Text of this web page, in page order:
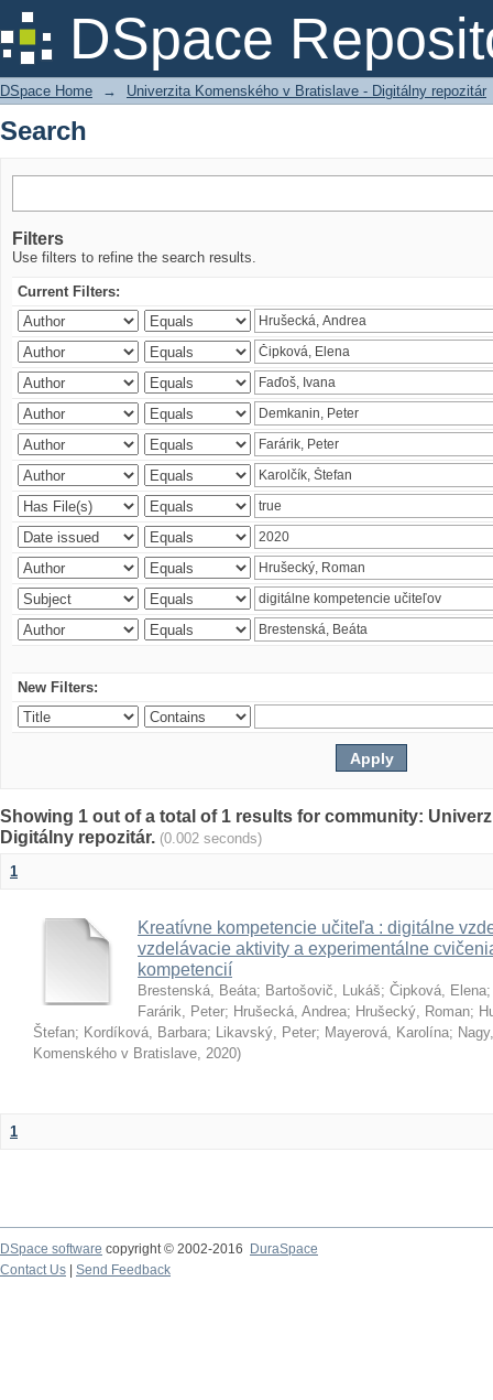
DSpace
Search
DSpace Home → Univerzita Komenského v Bratislave - Digitálny repozitár
Search
Filters
Use filters to refine the search results.
Current Filters:
New Filters:
Showing 1 out of a total of 1 results for community:
Digitálny repozitár. (0.002 seconds)
1
Kreatívne kompetencie učiteľa : digitálne
vzdelávacie aktivity a experimentálne
kompetencií
Brestenská, Beáta; Bartošovič, Lukáš; Čipková, Elena
Farárik, Peter; Hrušecká, Andrea; Hrušecký, Roman;
Štefan; Kordíková, Barbara; Likavský, Peter; Mayerová, Karolína;
Komenského v Bratislave, 2020)
1
DSpace software copyright © 2002-2016
DuraSpace
Contact Us
Send Feedback